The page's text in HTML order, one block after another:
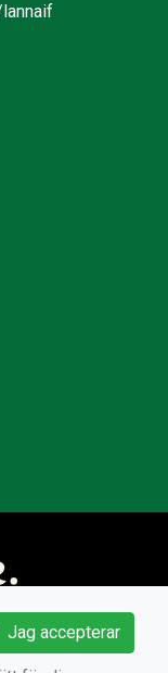
Jag accepterar